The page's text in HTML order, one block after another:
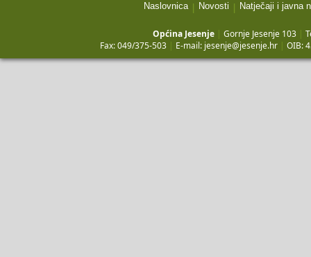
Naslovnica Novosti Natječaji i javna
Općina Jesenje | Gornje Jesenje 103 |
Fax: 049/375-503 | E-mail: jesenje@jesenje.hr | OIB: